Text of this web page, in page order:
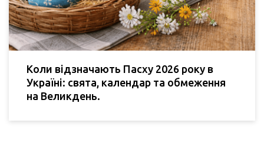
Коли відзначають Пасху 2026 року в
Україні: свята, календар та обмеження
на Великдень.